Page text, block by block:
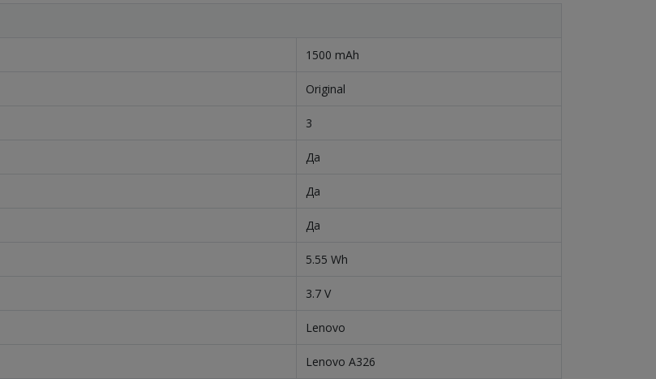
1500 mAh
Original
3
Да
Да
Да
5.55 Wh
3.7 V
Lenovo
Lenovo A326